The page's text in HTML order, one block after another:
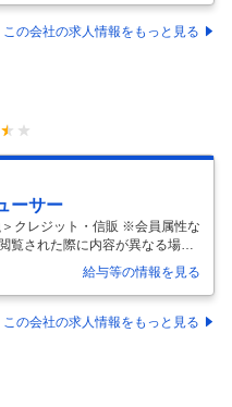
め専門性が磨ける／法人与信の
風通しの良い組織／中途入社者
ます。 安定した審査体制を維
を目的とした増員採用を行
この会社の求人情報をもっと見る
ーサー
＞クレジット・信販 ※会員属性な
覧された際に内容が異なる場合
加盟店基盤を持つ三井住友カー
ュレスデータや、26年4月より
イントマーケティング株式会社
用した法人向けマーケティング
ューションを軸に取引先企業の
標達成のための担当クライアン
給与等の情報を見る
この会社の求人情報をもっと見る